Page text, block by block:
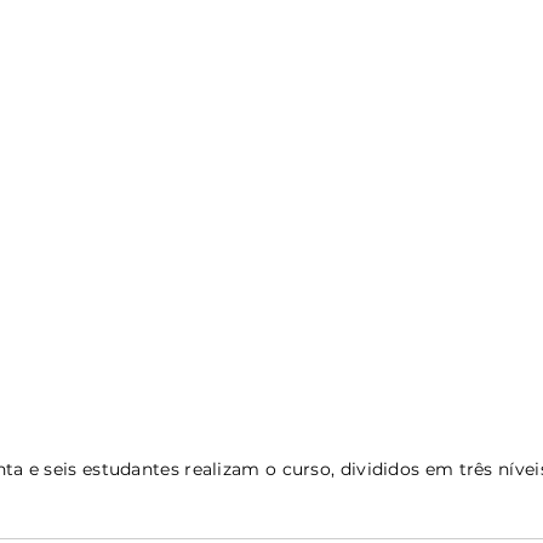
e seis estudantes realizam o curso, divididos em três